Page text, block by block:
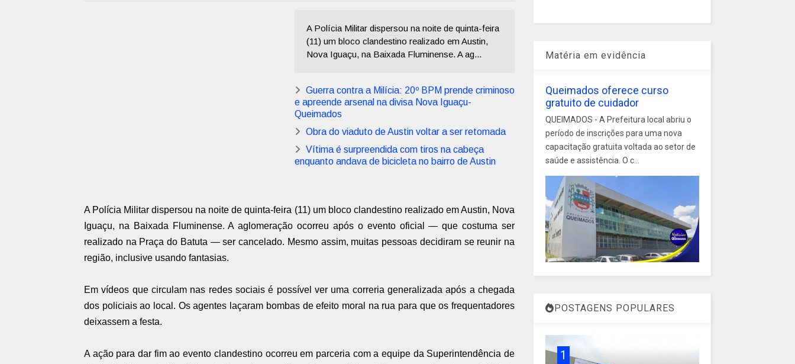
A Polícia Militar dispersou na noite de quinta-feira
(11) um bloco clandestino realizado em Austin,
Nova Iguaçu, na Baixada Fluminense. A ag...
Guerra contra a Milícia: 20º BPM prende criminoso
e apreende arsenal na divisa Nova Iguaçu-
Queimados
Obra do viaduto de Austin voltar a ser retomada
Vítima é surpreendida com tiros na cabeça
enquanto andava de bicicleta no bairro de Austin
A Polícia Militar dispersou na noite de quinta-feira (11) um bloco clandestino realizado em Austin, Nova
Iguaçu, na Baixada Fluminense. A aglomeração ocorreu após o evento oficial — que costuma ser
realizado na Praça do Batuta — ser cancelado. Mesmo assim, muitas pessoas decidiram se reunir na
região, inclusive usando fantasias.
Em vídeos que circulam nas redes sociais é possível ver uma correria generalizada após a chegada
dos policiais ao local. Os agentes laçaram bombas de efeito moral na rua para que os frequentadores
deixassem a festa.
A ação para dar fim ao evento clandestino ocorreu em parceria com a equipe da Superintendência de
Matéria em evidência
Queimados oferece curso
gratuito de cuidador
QUEIMADOS - A Prefeitura local abriu o
período de inscrições para uma nova
capacitação gratuita voltada ao setor de
saúde e assistência. O c...
POSTAGENS POPULARES
1